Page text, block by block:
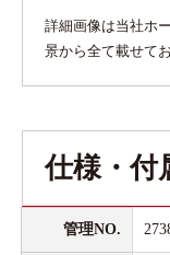
詳細画像は当社ホ
景から全て載せて
仕様・付
管理NO.